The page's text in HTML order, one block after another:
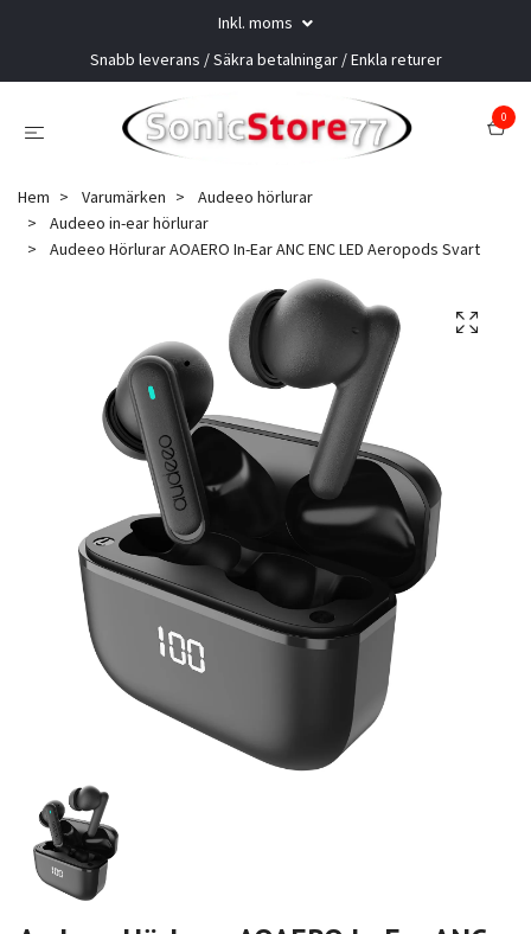
Inkl. moms
Snabb leverans / Säkra betalningar / Enkla returer
0
Hem Varumärken
Audeeo hörlurar
Audeeo in-ear hörlurar
Audeeo Hörlurar AOAERO In-Ear ANC ENC LED Aeropods Svart